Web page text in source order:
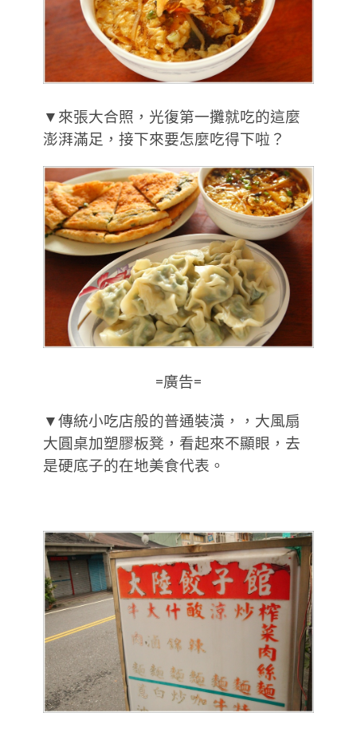
▼來張大合照，光復第一攤就吃的這麼
澎湃滿足，接下來要怎麼吃得下啦？
=廣告=
▼傳統小吃店般的普通裝潢，，大風扇
大圓桌加塑膠板凳，看起來不顯眼，去
是硬底子的在地美食代表。